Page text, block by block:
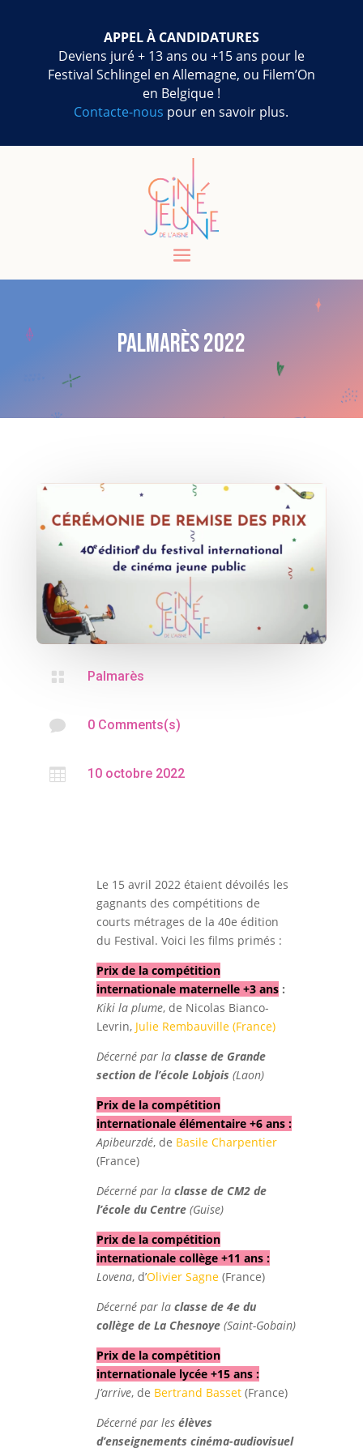
APPEL À CANDIDATURES
Deviens juré + 13 ans ou +15 ans pour le
Festival Schlingel en Allemagne, ou Filem’On
en Belgique !
Contacte-nous pour en savoir plus.
Palmarès 2022
 Palmarès
 0 Comments(s)
 10 octobre 2022
Le 15 avril 2022 étaient dévoilés les
gagnants des compétitions de
courts métrages de la 40e édition
du Festival. Voici les films primés :
Prix de la compétition
internationale maternelle +3 ans:
Kiki la plume, de Nicolas Bianco-
Levrin, Julie Rembauville (France)
Décerné par la classe de Grande
section de l’école Lobjois (Laon)
Prix de la compétition
internationale élémentaire +6 ans :
Apibeurzdé, de Basile Charpentier
(France)
Décerné par la classe de CM2 de
l’école du Centre(Guise)
Prix de la compétition
internationale collège +11 ans :
Lovena, d’Olivier Sagne(France)
Décerné par la classe de 4e du
collège de La Chesnoye(Saint-Gobain)
Prix de la compétition
internationale lycée +15 ans :
J’arrive, de Bertrand Basset(France)
Décerné par les élèves
d’enseignements cinéma-audiovisuel